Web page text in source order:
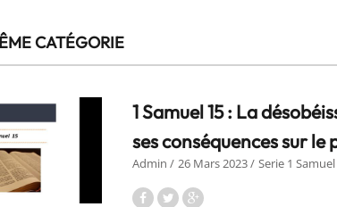
CATÉGORIE
1 Samuel 15 : La
ses conséquences sur le
Admin 26 Mars 2023 Serie 1